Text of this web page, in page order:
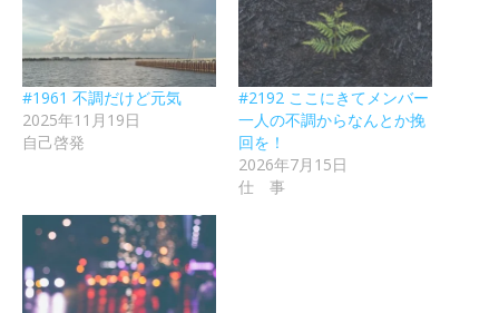
#1961 不調だけど元気
2025年11月19日
自己啓発
#2192 ここにきてメンバー
一人の不調からなんとか挽
回を！
2026年7月15日
仕 事